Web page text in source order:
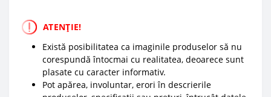
ATENȚIE!
Există posibilitatea ca imaginile produselor să nu
corespundă întocmai cu realitatea, deoarece sunt
plasate cu caracter informativ.
Pot apărea, involuntar, erori în descrierile